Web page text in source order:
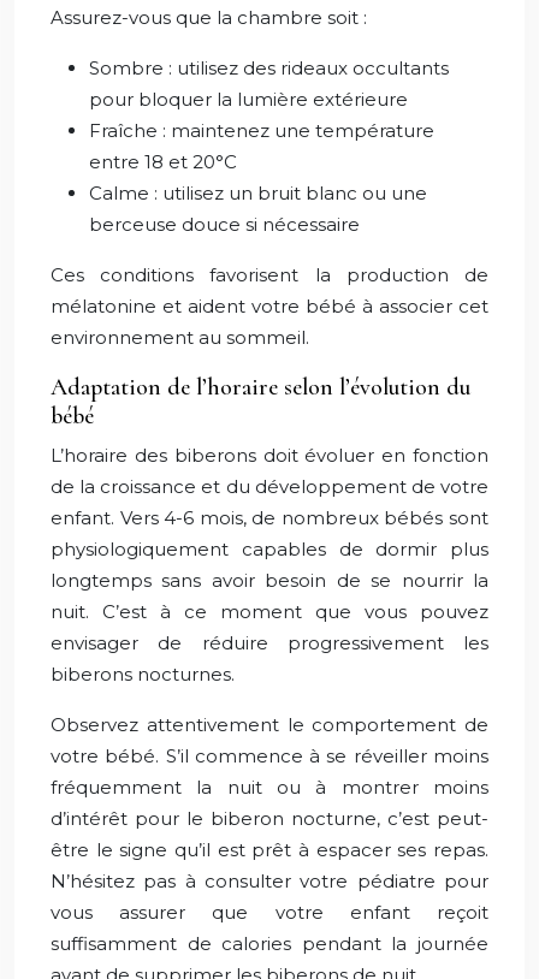
Assurez-vous que la chambre soit :
Sombre : utilisez des rideaux occultants
pour bloquer la lumière extérieure
Fraîche : maintenez une température
entre 18 et 20°C
Calme : utilisez un bruit blanc ou une
berceuse douce si nécessaire
Ces conditions favorisent la production de
mélatonine et aident votre bébé à associer cet
environnement au sommeil.
Adaptation de l’horaire selon l’évolution du
bébé
L’horaire des biberons doit évoluer en fonction
de la croissance et du développement de votre
enfant. Vers 4-6 mois, de nombreux bébés sont
physiologiquement capables de dormir plus
longtemps sans avoir besoin de se nourrir la
nuit. C’est à ce moment que vous pouvez
envisager de réduire progressivement les
biberons nocturnes.
Observez attentivement le comportement de
votre bébé. S’il commence à se réveiller moins
fréquemment la nuit ou à montrer moins
d’intérêt pour le biberon nocturne, c’est peut-
être le signe qu’il est prêt à espacer ses repas.
N’hésitez pas à consulter votre pédiatre pour
vous assurer que votre enfant reçoit
suffisamment de calories pendant la journée